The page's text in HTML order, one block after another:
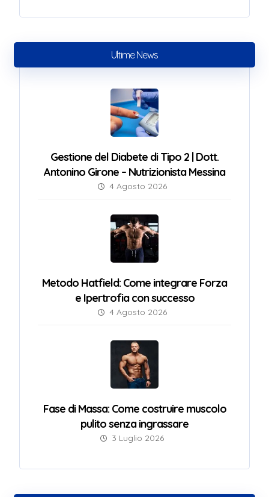
Ultime News
Gestione del Diabete di Tipo 2 | Dott.
Antonino Girone – Nutrizionista Messina
4 Agosto 2026
Metodo Hatfield: Come integrare Forza
e Ipertrofia con successo
4 Agosto 2026
Fase di Massa: Come costruire muscolo
pulito senza ingrassare
3 Luglio 2026